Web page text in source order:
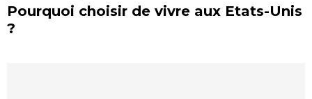
Pourquoi choisir de vivre aux Etats-Unis
?